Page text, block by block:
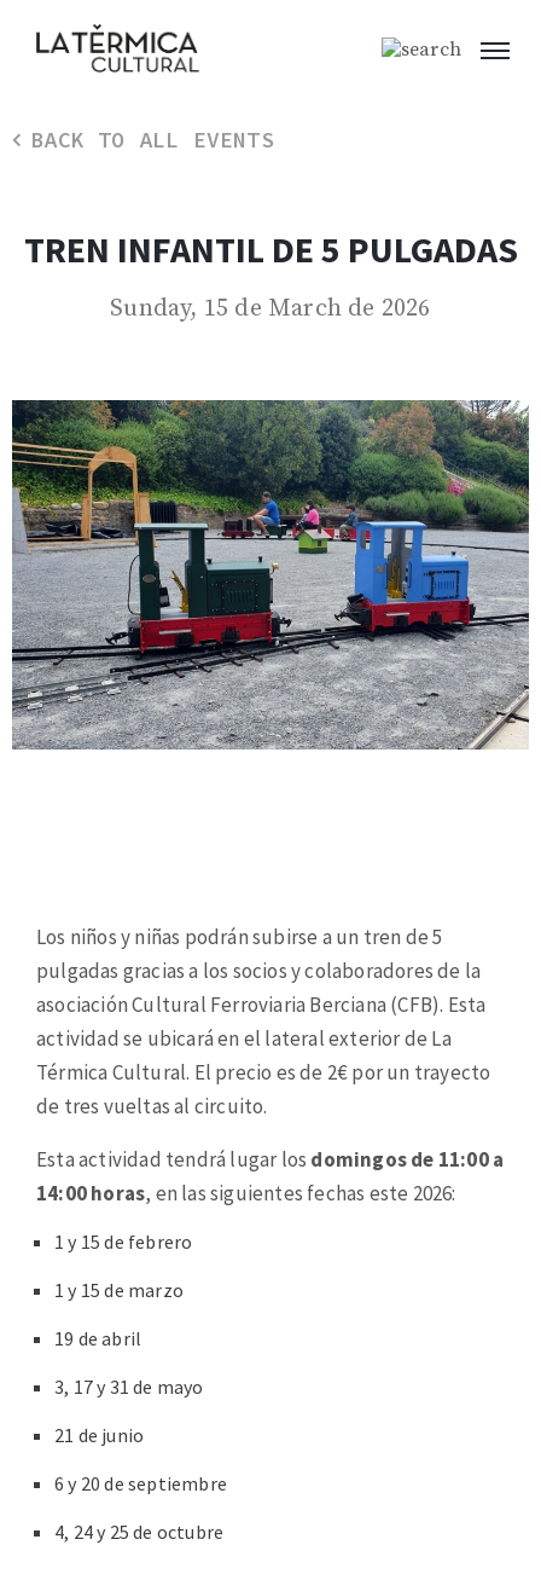
BACK TO ALL EVENTS
TREN INFANTIL DE 5 PULGADAS
Sunday, 15 de March de 2026
Los niños y niñas podrán subirse a un tren de 5
pulgadas gracias a los socios y colaboradores de la
asociación Cultural Ferroviaria Berciana (CFB). Esta
actividad se ubicará en el lateral exterior de La
Térmica Cultural. El precio es de 2€ por un trayecto
de tres vueltas al circuito.
Esta actividad tendrá lugar los domingos de 11:00 a
14:00 horas, en las siguientes fechas este 2026:
1 y 15 de febrero
1 y 15 de marzo
19 de abril
3, 17 y 31 de mayo
21 de junio
6 y 20 de septiembre
4, 24 y 25 de octubre